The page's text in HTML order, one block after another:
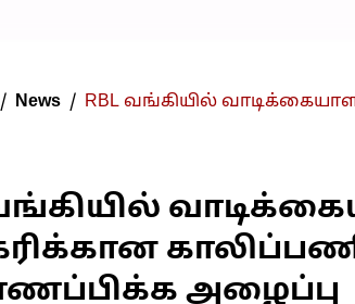
/ News / RBL வங்கியில்
அழைப்பு